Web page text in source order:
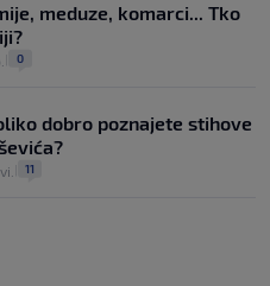
meduze, komarci... Tko
0
dobro poznajete stihove
11